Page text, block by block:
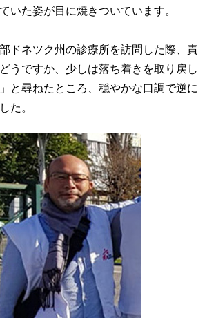
いた姿が目に焼きついています。
ドネツク州の診療所を訪問した際、責
うですか、少しは落ち着きを取り戻し
と尋ねたところ、穏やかな口調で逆に
た。